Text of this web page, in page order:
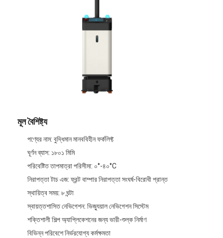
মূল বৈশিষ্ট্য
পণ্যের নাম: বুদ্ধিমান মানববিহীন ফর্কলিফ্ট
ঘূর্ণন ব্যাস: ১৮০১ মিমি
পরিবেষ্টিত তাপমাত্রা পরিসীমা: ০°-৪০°C
নিরাপত্তা টাচ এজ: ফ্রন্ট বাম্পার নিরাপত্তা সংঘর্ষ-বিরোধী প্রান্ত
স্থায়িত্ব সময়: ৮ ঘন্টা
স্বায়ত্তশাসিত নেভিগেশন: ভিজ্যুয়াল নেভিগেশন সিস্টেম
শক্তিশালী শিল্প অ্যাপ্লিকেশনের জন্য ভারী-শুল্ক নির্মাণ
বিভিন্ন পরিবেশে নির্ভরযোগ্য কর্মক্ষমতা